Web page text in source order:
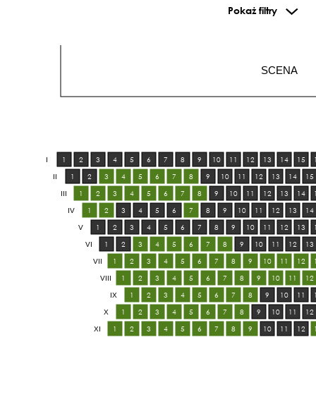
Pokaż filtry
IV
V
VI
VII
VIII
IX
X
XI
SCENA
1 2 3 4 5 6 7 8 9 10 11 12 13 14 15
1
2 3 4 5 6 7 8 9 10 11 12 13 14
15
1
2 3 4 5 6 7 8 9 10 11 12 13 14
1
2 3 4 5 6 7 8 9 10 11 12 13
14
1
2 3 4 5 6 7 8 9 10 11 12 13
1
2 3 4 5 6 7 8 9 10 11 12
13
1
2 3 4 5 6 7 8 9 10 11 12
1
2 3 4 5 6 7 8 9 10 11
12
1
2 3 4 5 6 7 8 9 10 11
1
2 3 4 5 6 7 8 9 10 11
12
1
2 3 4 5 6 7 8 9 10 11 12